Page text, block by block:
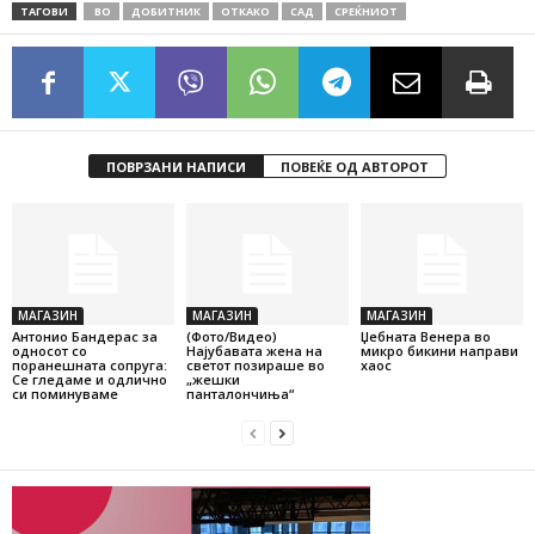
ТАГОВИ ВО ДОБИТНИК ОТКАКО САД СРЕЌНИОТ
ПОВРЗАНИ НАПИСИ ПОВЕЌЕ ОД АВТОРОТ
МАГАЗИН
Антонио Бандерас за
односот со
поранешната сопруга:
Се гледаме и одлично
си поминуваме
МАГАЗИН
(Фото/Видео)
Најубавата жена на
светот позираше во
„жешки
панталончиња“
МАГАЗИН
Џебната Венера во
микро бикини направи
хаос